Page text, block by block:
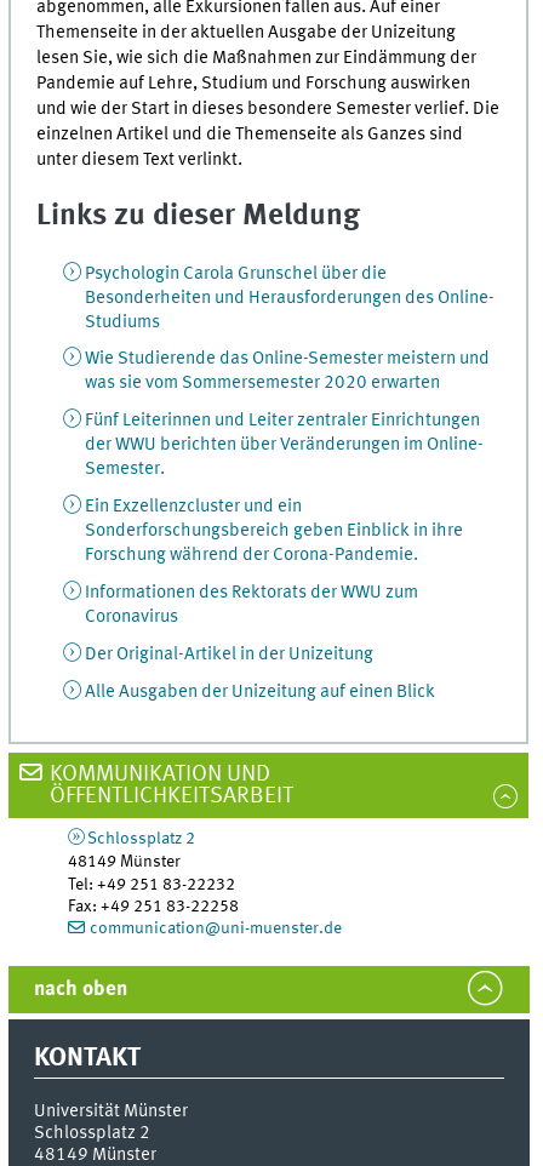
abgenommen, alle Exkursionen fallen aus. Auf einer
Themenseite in der aktuellen Ausgabe der Unizeitung
lesen Sie, wie sich die Maßnahmen zur Eindämmung der
Pandemie auf Lehre, Studium und Forschung auswirken
und wie der Start in dieses besondere Semester verlief. Die
einzelnen Artikel und die Themenseite als Ganzes sind
unter diesem Text verlinkt.
Links zu dieser Meldung
Psychologin Carola Grunschel über die
Besonderheiten und Herausforderungen des Online-
Studiums
Wie Studierende das Online-Semester meistern und
was sie vom Sommersemester 2020 erwarten
Fünf Leiterinnen und Leiter zentraler Einrichtungen
der WWU berichten über Veränderungen im Online-
Semester.
Ein Exzellenzcluster und ein
Sonderforschungsbereich geben Einblick in ihre
Forschung während der Corona-Pandemie.
Informationen des Rektorats der WWU zum
Coronavirus
Der Original-Artikel in der Unizeitung
Alle Ausgaben der Unizeitung auf einen Blick
KOMMUNIKATION UND
ÖFFENTLICHKEITSARBEIT
Schlossplatz 2
48149 Münster
Tel:+49 251 83-22232
Fax:+49 251 83-22258
communication@uni-muenster.de
nach oben
KONTAKT
Universität Münster
Schlossplatz 2
48149 Münster